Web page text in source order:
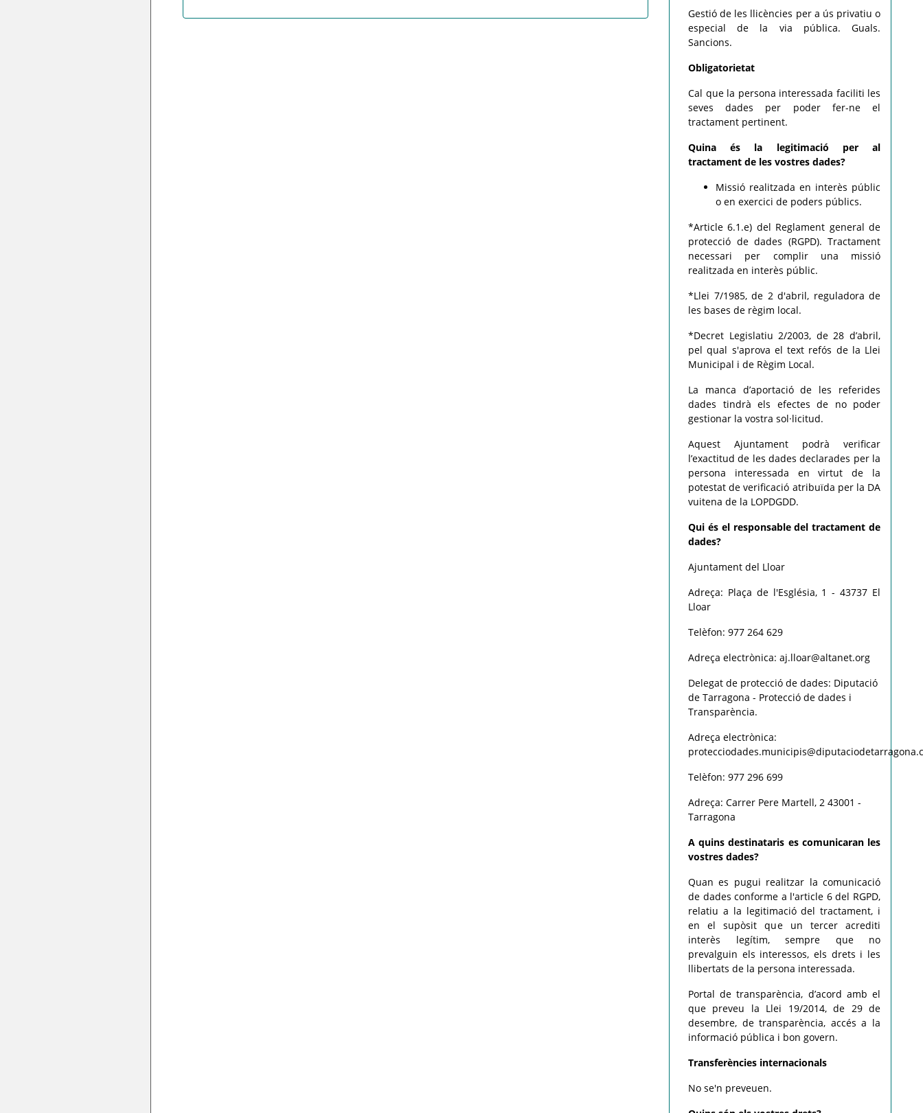
Gestió de les llicències per a ús privatiu o
especial de la via pública. Guals.
Sancions.
Obligatorietat
Cal que la persona interessada faciliti les
seves dades per poder fer-ne el
tractament pertinent.
Quina és la legitimació per al
tractament de les vostres dades?
Missió realitzada en interès públic
o en exercici de poders públics.
*Article 6.1.e) del Reglament general de
protecció de dades (RGPD). Tractament
necessari per complir una missió
realitzada en interès públic.
*Llei 7/1985, de 2 d'abril, reguladora de
les bases de règim local.
*Decret Legislatiu 2/2003, de 28 d’abril,
pel qual s'aprova el text refós de la Llei
Municipal i de Règim Local.
La manca d’aportació de les referides
dades tindrà els efectes de no poder
gestionar la vostra sol·licitud.
Aquest Ajuntament podrà verificar
l’exactitud de les dades declarades per la
persona interessada en virtut de la
potestat de verificació atribuïda per la DA
vuitena de la LOPDGDD.
Qui és el responsable del tractament de
dades?
Ajuntament del Lloar
Adreça: Plaça de l'Església, 1 - 43737 El
Lloar
Telèfon: 977 264 629
Adreça electrònica: aj.lloar@altanet.org
Delegat de protecció de dades: Diputació
de Tarragona - Protecció de dades i
Transparència.
Adreça electrònica:
Telèfon: 977 296 699
Adreça: Carrer Pere Martell, 2 43001 -
Tarragona
A quins destinataris es comunicaran les
vostres dades?
Quan es pugui realitzar la comunicació
de dades conforme a l'article 6 del RGPD,
relatiu a la legitimació del tractament, i
en el supòsit que un tercer acrediti
interès legítim, sempre que no
prevalguin els interessos, els drets i les
llibertats de la persona interessada.
Portal de transparència, d’acord amb el
que preveu la Llei 19/2014, de 29 de
desembre, de transparència, accés a la
informació pública i bon govern.
Transferències internacionals
No se'n preveuen.